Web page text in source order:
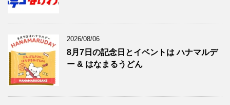
2026/08/06
8月7日の記念日とイベントは ハナマルデ
ー & はなまるうどん